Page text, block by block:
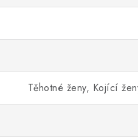
Těhotné ženy, Kojící